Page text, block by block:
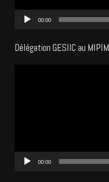
00:00
Délégation GESIIC au MIPIM
00:00